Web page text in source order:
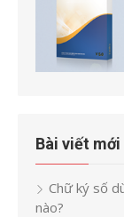
Bài viết mới
Chữ ký số
nào?